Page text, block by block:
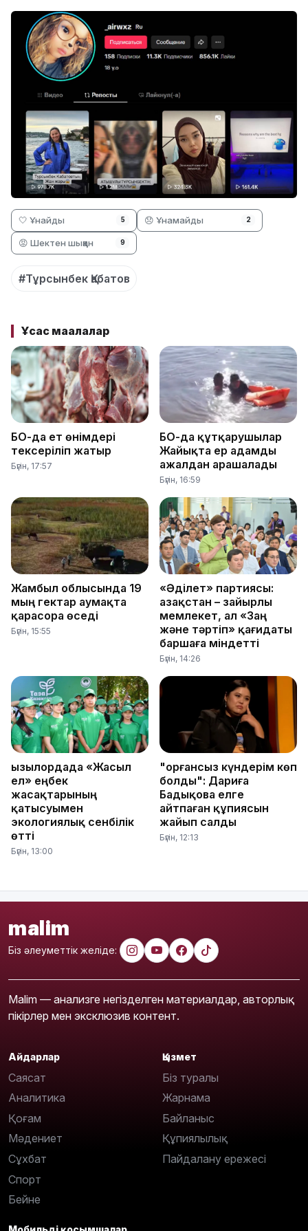
🤍 Ұнайды 5 😞 Ұнамайды 2
😡 Шектен шыққан 9
#Тұрсынбек Қабатов
Ұқсас мақалалар
БҚО-да ет өнімдері
тексеріліп жатыр
Бүгін, 17:57
БҚО-да құтқарушылар
Жайықта ер адамды
ажалдан арашалады
Бүгін, 16:59
Жамбыл облысында 19
мың гектар аумақта
қарасора өседі
Бүгін, 15:55
«Әділет» партиясы:
Қазақстан – зайырлы
мемлекет, ал «Заң
және тәртіп» қағидаты
баршаға міндетті
Бүгін, 14:26
Қызылордада «Жасыл
ел» еңбек
жасақтарының
қатысуымен
экологиялық сенбілік
өтті
Бүгін, 13:00
"Қорғансыз күндерім көп
болды": Дариға
Бадықова елге
айтпаған құпиясын
жайып салды
Бүгін, 12:13
malim
Біз әлеуметтік желіде:
Malim — анализге негізделген материалдар, авторлық
пікірлер мен эксклюзив контент.
Айдарлар
Саясат
Аналитика
Қоғам
Мәдениет
Сұхбат
Спорт
Бейне
Қызмет
Біз туралы
Жарнама
Байланыс
Құпиялылық
Пайдалану ережесі